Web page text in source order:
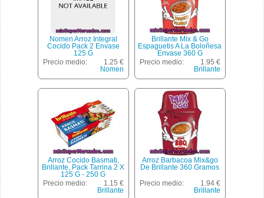
Nomen Arroz Integral
Cocido Pack 2 Envase
125 G
Precio medio:
1.25 €
Nomen
Brillante Mix & Go
Espaguetis A La Boloñesa
Envase 360 G
Precio medio:
1.95 €
Brillante
Arroz Cocido Basmati,
Brillante, Pack Tarrina 2 X
125 G - 250 G
Precio medio:
1.15 €
Brillante
Arroz Barbacoa Mix&go
De Brillante 360 Gramos
Precio medio:
1.94 €
Brillante